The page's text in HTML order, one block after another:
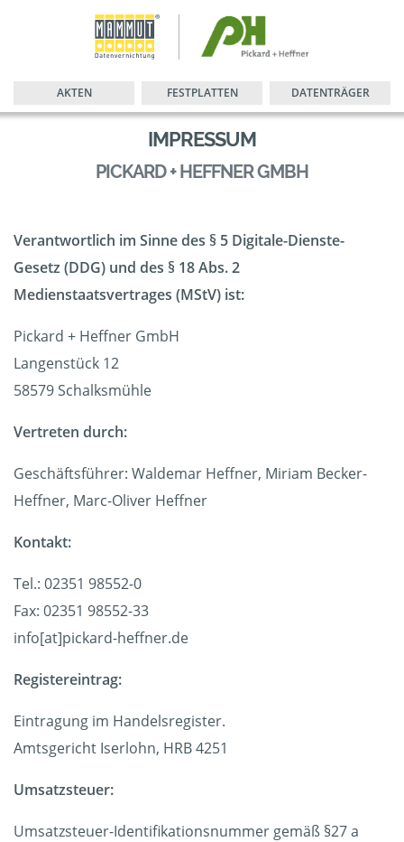
AKTEN FESTPLATTEN DATENTRÄGER
IMPRESSUM
PICKARD + HEFFNER GMBH
Verantwortlich im Sinne des § 5 Digitale-Dienste-
Gesetz (DDG) und des § 18 Abs. 2
Medienstaatsvertrages (MStV) ist:
Pickard + Heffner GmbH
Langenstück 12
58579 Schalksmühle
Vertreten durch:
Geschäftsführer: Waldemar Heffner, Miriam Becker-
Heffner, Marc-Oliver Heffner
Kontakt:
Tel.: 02351 98552-0
Fax: 02351 98552-33
info[at]pickard-heffner.de
Registereintrag:
Eintragung im Handelsregister.
Amtsgericht Iserlohn, HRB 4251
Umsatzsteuer:
Umsatzsteuer-Identifikationsnummer gemäß §27 a